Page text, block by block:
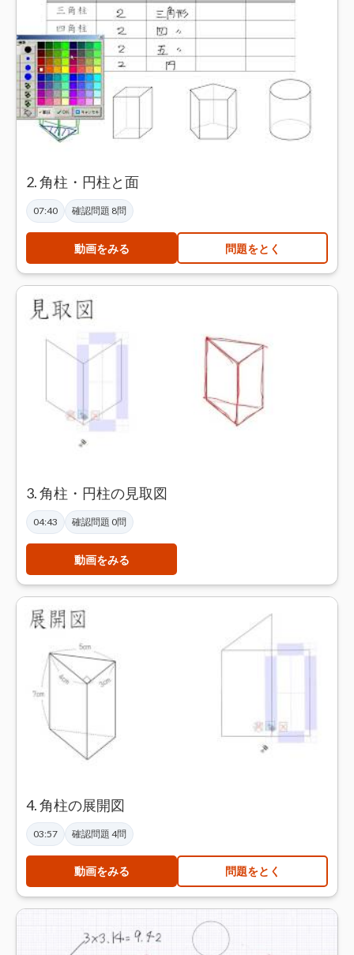
2. 角柱・円柱と面
07:40 確認問題 8問
動画をみる 問題をとく
3. 角柱・円柱の見取図
04:43 確認問題 0問
動画をみる
4. 角柱の展開図
03:57 確認問題 4問
動画をみる 問題をとく